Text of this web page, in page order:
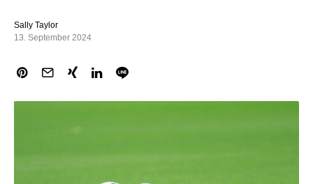
Sally Taylor
13. September 2024